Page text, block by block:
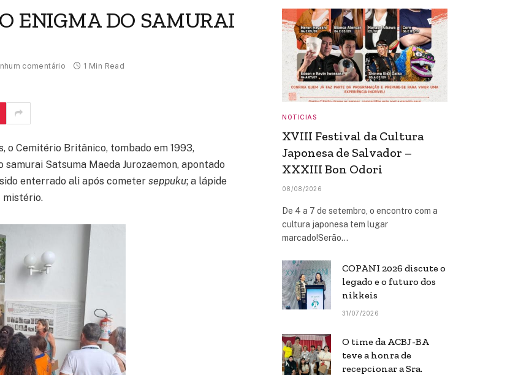
ENIGMA DO SAMURAI
comentário 1 Min Read
o Cemitério Britânico, tombado em 1993,
samurai Satsuma Maeda Jurozaemon, apontado
enterrado ali após cometerseppuku; a lápide
mistério.
NOTICIAS
XVIII Festival da Cultura
Japonesa de Salvador –
XXXIII Bon Odori
08/08/2026
De 4 a 7 de setembro, o encontro com a
cultura japonesa tem lugar
marcado!Serão…
COPANI 2026 discute o
legado e o futuro dos
nikkeis
31/07/2026
O time da ACBJ-BA
teve a honra de
recepcionar a Sra.